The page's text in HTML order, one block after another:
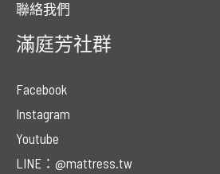
聯絡我們
滿庭芳社群
Facebook
Instagram
Youtube
LINE：@mattress.tw